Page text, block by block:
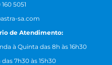
5051
sa.com
de Atendimento:
à Quinta das 8h às 16h30
das 7h30 às 15h30